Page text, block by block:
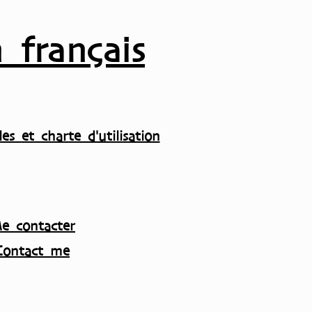
français
et charte d'utilisation
contacter
me